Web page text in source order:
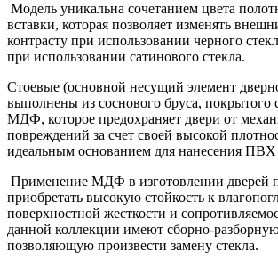
Модель уникальна сочетанием цвета
вставки, которая позволяет изменять
контрасту при использовании черного
при использовании сатинового стекла.
Стоевые (основной несущий элемент
выполнены из соснового бруса, покрытого
МДФ, которое предохраняет двери от
повреждений за счет своей высокой
идеальным основанием для нанесения
Применение МДФ в изготовлении дверей
приобретать высокую стойкость к
поверхностной жесткости и
данной коллекции имеют сборно-
позволяющую произвести замену стекла.